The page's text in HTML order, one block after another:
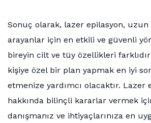
Sonuç olarak, lazer epilasyon,
arayanlar için en etkili ve güvenli
bireyin cilt ve tüy özellikleri
kişiye özel bir plan yapmak en iyi
etmenize yardımcı olacaktır. Lazer
hakkında bilinçli kararlar vermek
danışmanız ve ihtiyaçlarınıza en